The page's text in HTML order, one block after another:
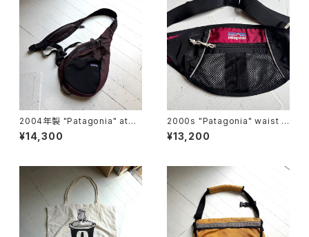
2004年製 "Patagonia" ato
m shoulder bag
¥14,300
2000s "Patagonia" waist p
ouch
¥13,200